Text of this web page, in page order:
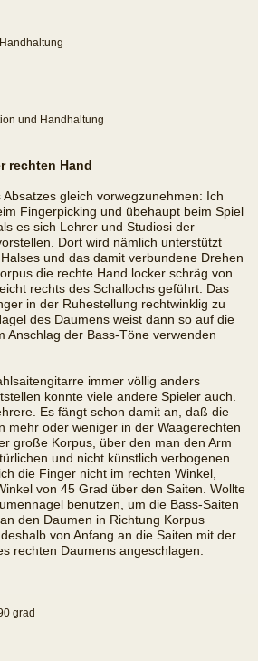
und Handhaltung
rechten Hand
gleich vorwegzunehmen: Ich
Fingerpicking und übehaupt beim Spiel
es sich Lehrer und Studiosi der
Dort wird nämlich unterstützt
und das damit verbundene Drehen
die rechte Hand locker schräg von
rechts des Schallochs geführt. Das
in der Ruhestellung rechtwinklig zu
des Daumens weist dann so auf die
Anschlag der Bass-Töne verwenden
immer völlig anders
konnte viele andere Spieler auch.
Es fängt schon damit an, daß die
mehr oder weniger in der Waagerechten
große Korpus, über den man den Arm
und nicht künstlich verbogenen
die Finger nicht im rechten Winkel,
von 45 Grad über den Saiten. Wollte
benutzen, um die Bass-Saiten
den Daumen in Richtung Korpus
von Anfang an die Saiten mit der
rechten Daumens angeschlagen.
grad